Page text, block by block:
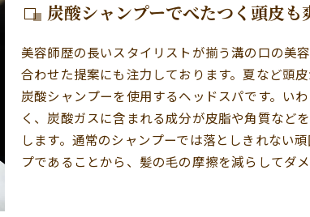
炭酸シャンプーでべたつく頭皮も
美容師歴の長いスタイリストが揃う溝の口の美
合わせた提案にも注力しております。夏など頭
炭酸シャンプーを使用するヘッドスパです。い
く、炭酸ガスに含まれる成分が皮脂や角質など
します。通常のシャンプーでは落としきれない
プであることから、髪の毛の摩擦を減らしてダ